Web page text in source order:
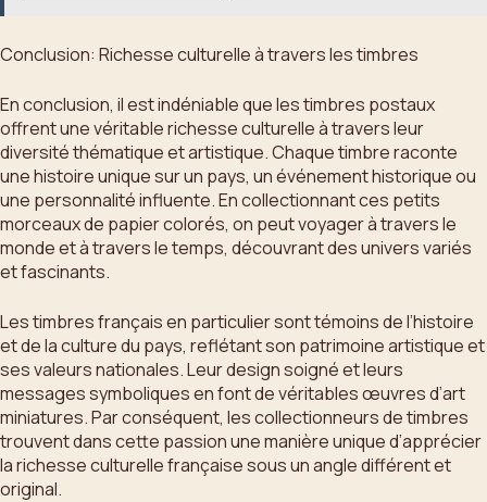
Conclusion: Richesse culturelle à travers les timbres
En conclusion, il est indéniable que les timbres postaux
offrent une véritable richesse culturelle à travers leur
diversité thématique et artistique. Chaque timbre raconte
une histoire unique sur un pays, un événement historique ou
une personnalité influente. En collectionnant ces petits
morceaux de papier colorés, on peut voyager à travers le
monde et à travers le temps, découvrant des univers variés
et fascinants.
Les timbres français en particulier sont témoins de l’histoire
et de la culture du pays, reflétant son patrimoine artistique et
ses valeurs nationales. Leur design soigné et leurs
messages symboliques en font de véritables œuvres d’art
miniatures. Par conséquent, les collectionneurs de timbres
trouvent dans cette passion une manière unique d’apprécier
la richesse culturelle française sous un angle différent et
original.